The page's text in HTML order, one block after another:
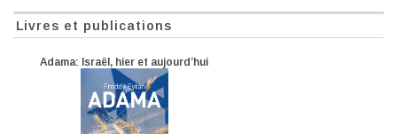
Livres et publications
Adama: Israël, hier et aujourd’hui